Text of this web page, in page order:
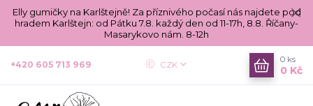
Elly gumičky na Karlštejně! Za příznivého počasí nás najdete pod
hradem Karlštejn: od Pátku 7.8. každý den od 11-17h, 8.8. Říčany-
Masarykovo nám. 8-12h
CZK
+420 605 713 969
0 ks
0 Kč